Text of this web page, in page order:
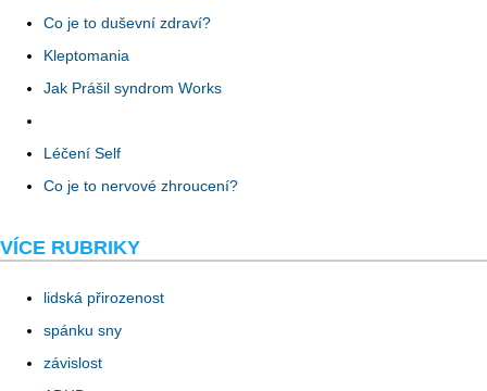
Co je to duševní zdraví?
Kleptomania
Jak Prášil syndrom Works
Léčení Self
Co je to nervové zhroucení?
VÍCE RUBRIKY
lidská přirozenost
spánku sny
závislost